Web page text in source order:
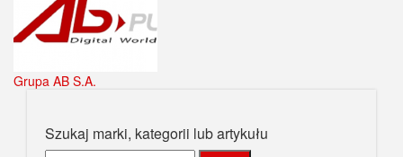
Grupa AB S.A.
Szukaj marki, kategorii lub artykułu